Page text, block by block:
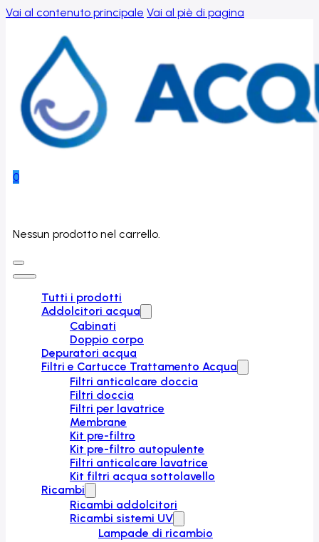
Vai al contenuto principale Vai al piè di pagina
0
Nessun prodotto nel carrello.
Tutti i prodotti
Addolcitori acqua
Cabinati
Doppio corpo
Depuratori acqua
Filtri e Cartucce Trattamento Acqua
Filtri anticalcare doccia
Filtri doccia
Filtri per lavatrice
Membrane
Kit pre-filtro
Kit pre-filtro autopulente
Filtri anticalcare lavatrice
Kit filtri acqua sottolavello
Ricambi
Ricambi addolcitori
Ricambi sistemi UV
Lampade di ricambio